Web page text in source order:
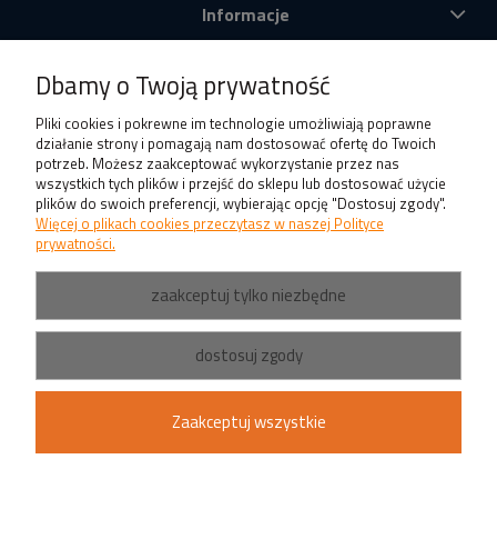
Informacje
Produkty
Dbamy o Twoją prywatność
Pliki cookies i pokrewne im technologie umożliwiają poprawne
działanie strony i pomagają nam dostosować ofertę do Twoich
potrzeb. Możesz zaakceptować wykorzystanie przez nas
wszystkich tych plików i przejść do sklepu lub dostosować użycie
plików do swoich preferencji, wybierając opcję "Dostosuj zgody".
Więcej o plikach cookies przeczytasz w naszej Polityce
prywatności.
zaakceptuj tylko niezbędne
dostosuj zgody
Zaakceptuj wszystkie